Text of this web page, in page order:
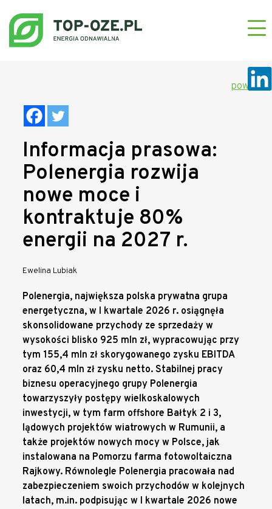
powrót
Informacja prasowa:
Polenergia rozwija
nowe moce i
kontraktuje 80%
energii na 2027 r.
Ewelina Lubiak
Polenergia, największa polska prywatna grupa
energetyczna, w I kwartale 2026 r. osiągnęła
skonsolidowane przychody ze sprzedaży w
wysokości blisko 925 mln zł, wypracowując przy
tym 155,4 mln zł skorygowanego zysku EBITDA
oraz 60,4 mln zł zysku netto. Stabilnej pracy
biznesu operacyjnego grupy Polenergia
towarzyszyły postępy wielkoskalowych
inwestycji, w tym farm offshore Bałtyk 2 i 3,
lądowych projektów wiatrowych w Rumunii, a
także projektów nowych mocy w Polsce, jak
instalowana na Pomorzu farma fotowoltaiczna
Rajkowy. Równolegle Polenergia pracowała nad
zabezpieczeniem swoich przychodów w kolejnych
latach, m.in. podpisując w I kwartale 2026 nowe